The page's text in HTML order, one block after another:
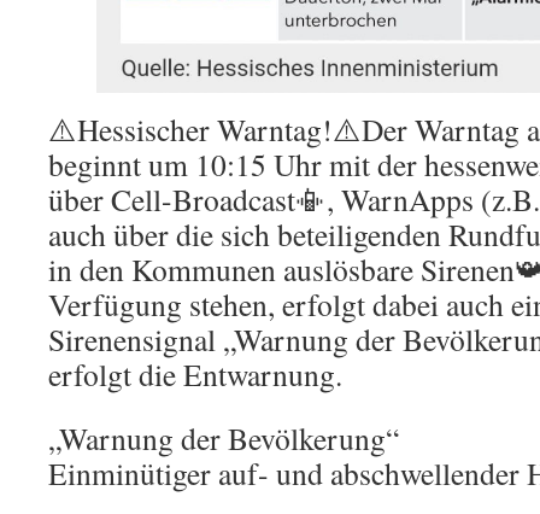
⚠️Hessischer Warntag!⚠️Der Warntag
beginnt um 10:15 Uhr mit der
über Cell-Broadcast📳, WarnApps
auch über die sich beteiligenden
in den Kommunen auslösbare
Verfügung stehen, erfolgt dabei auch
Sirenensignal „Warnung der
erfolgt die Entwarnung.
„Warnung der Bevölkerung“
Einminütiger auf- und abschwellender